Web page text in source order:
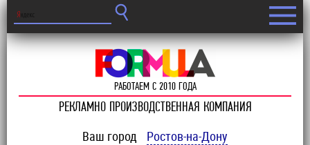
РАБОТАЕМ С 2010 ГОДА
РЕКЛАМНО ПРОИЗВОДСТВЕННАЯ КОМПАНИЯ
Ваш город Ростов-на-Дону